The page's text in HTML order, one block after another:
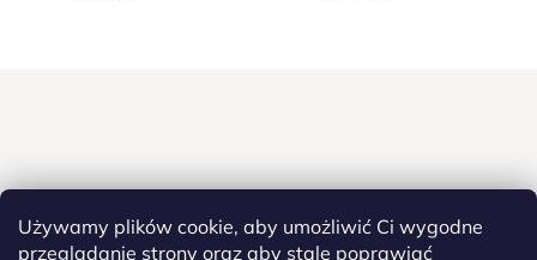
Używamy plików cookie, aby umożliwić Ci wygodne
przeglądanie strony oraz aby stale poprawiać